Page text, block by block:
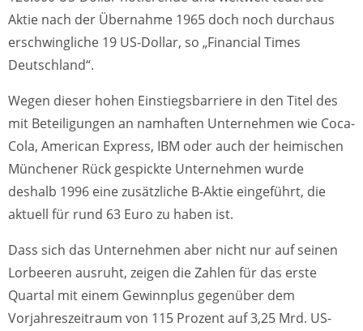
Aktie nach der Übernahme 1965 doch noch durchaus
erschwingliche 19 US-Dollar, so „Financial Times
Deutschland“.
Wegen dieser hohen Einstiegsbarriere in den Titel des
mit Beteiligungen an namhaften Unternehmen wie Coca-
Cola, American Express, IBM oder auch der heimischen
Münchener Rück gespickte Unternehmen wurde
deshalb 1996 eine zusätzliche B-Aktie eingeführt, die
aktuell für rund 63 Euro zu haben ist.
Dass sich das Unternehmen aber nicht nur auf seinen
Lorbeeren ausruht, zeigen die Zahlen für das erste
Quartal mit einem Gewinnplus gegenüber dem
Vorjahreszeitraum von 115 Prozent auf 3,25 Mrd. US-